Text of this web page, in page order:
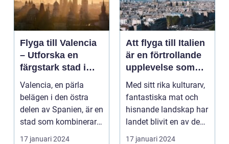
Flyga till Valencia
– Utforska en
färgstark stad i
Spanien
Valencia, en pärla
belägen i den östra
delen av Spanien, är en
stad som kombinerar
kustens skönhet m...
17 januari 2024
Att flyga till Italien
är en förtrollande
upplevelse som
lockar besökare
från hela världen
Med sitt rika kulturarv,
fantastiska mat och
hisnande landskap har
landet blivit en av de
populärast...
17 januari 2024